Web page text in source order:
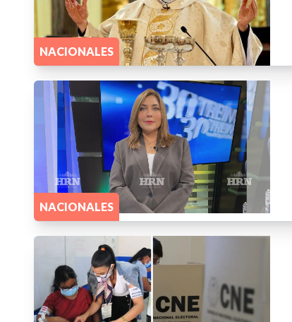
NACIONALES
NACIONALES